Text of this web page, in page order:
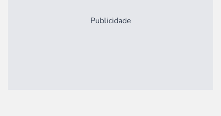
Publicidade